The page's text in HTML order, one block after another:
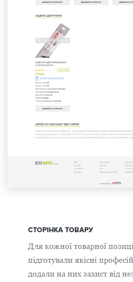
СТОРІНКА ТОВАРУ
Для кожної товарної
підготували якісні
додали на них захист від